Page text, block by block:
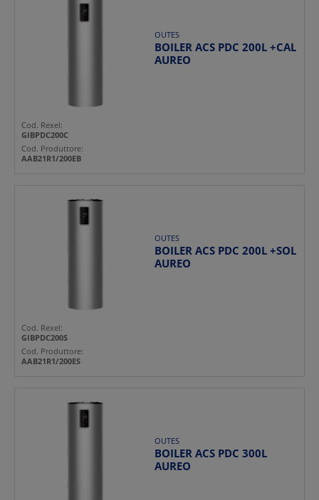
OUTES
BOILER ACS PDC 200L +CAL
AUREO
Cod. Rexel:
GIBPDC200C
Cod. Produttore:
AAB21R1/200EB
OUTES
BOILER ACS PDC 200L +SOL
AUREO
Cod. Rexel:
GIBPDC200S
Cod. Produttore:
AAB21R1/200ES
OUTES
BOILER ACS PDC 300L
AUREO